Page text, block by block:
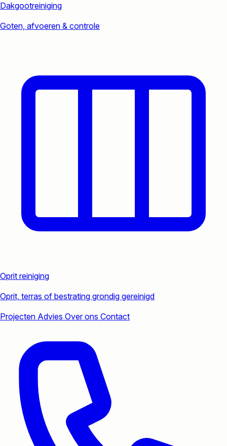
Dakgootreiniging
Goten, afvoeren & controle
Oprit reiniging
Oprit, terras of bestrating grondig gereinigd
Projecten Advies Over ons Contact